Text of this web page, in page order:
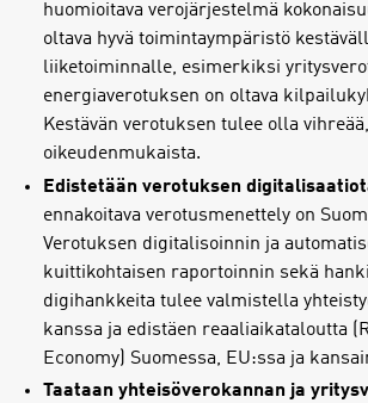
huomioitava verojärjestelmä
oltava hyvä toimintaympäristö
liiketoiminnalle, esimerkiksi
energiaverotuksen on oltava
Kestävän verotuksen tulee olla
oikeudenmukaista.
Edistetään verotuksen
ennakoitava verotusmenettely on
Verotuksen digitalisoinnin ja
kuittikohtaisen raportoinnin sekä
digihankkeita tulee valmistella
kanssa ja edistäen reaaliaikataloutta
Economy) Suomessa, EU:ssa ja
Taataan yhteisöverokannan ja